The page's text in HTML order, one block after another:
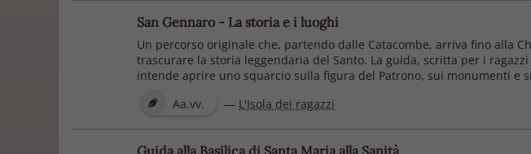
San Gennaro - La storia e i luoghi
Un percorso originale che, partendo dalle Catacombe, arriva fino alla
trascurare la storia leggendaria del Santo. La guida, scritta per i
intende aprire uno squarcio sulla figura del Patrono, sui monumenti e
Aa.vv.
— L'Isola dei ragazzi
Guida alla Basilica di Santa Maria alla Sanità